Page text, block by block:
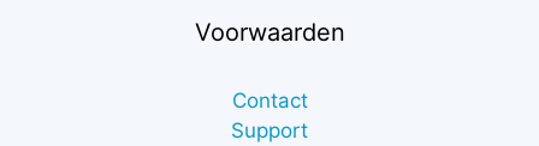
Voorwaarden
Contact
Support